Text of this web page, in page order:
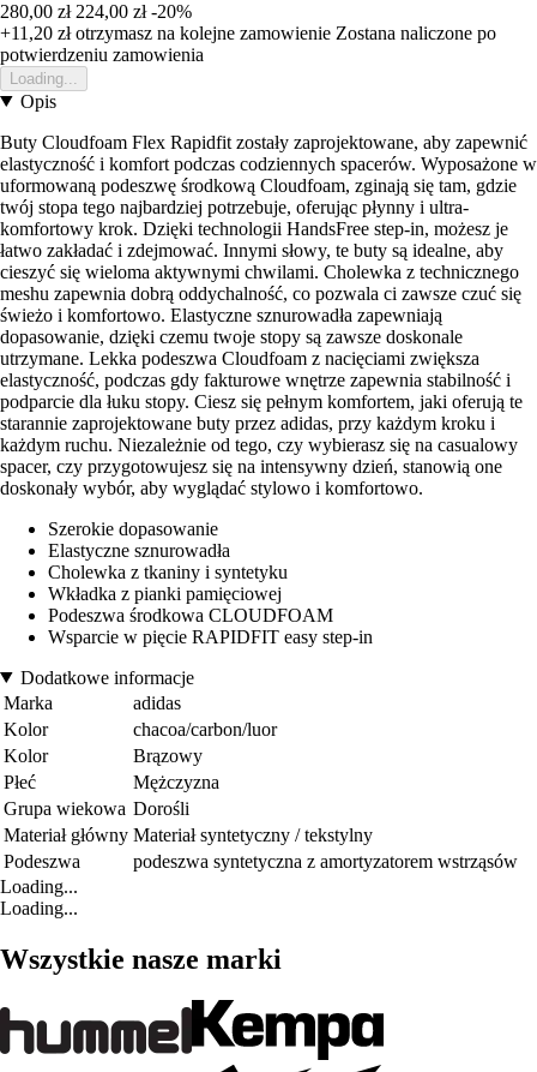
280,00 zł 224,00 zł -20%
+11,20 złotrzymasz na kolejne zamowienie Zostana naliczone po
potwierdzeniu zamowienia
Loading...
Opis
Buty Cloudfoam Flex Rapidfit zostały zaprojektowane, aby zapewnić
elastyczność i komfort podczas codziennych spacerów. Wyposażone w
uformowaną podeszwę środkową Cloudfoam, zginają się tam, gdzie
twój stopa tego najbardziej potrzebuje, oferując płynny i ultra-
komfortowy krok. Dzięki technologii HandsFree step-in, możesz je
łatwo zakładać i zdejmować. Innymi słowy, te buty są idealne, aby
cieszyć się wieloma aktywnymi chwilami. Cholewka z technicznego
meshu zapewnia dobrą oddychalność, co pozwala ci zawsze czuć się
świeżo i komfortowo. Elastyczne sznurowadła zapewniają
dopasowanie, dzięki czemu twoje stopy są zawsze doskonale
utrzymane. Lekka podeszwa Cloudfoam z nacięciami zwiększa
elastyczność, podczas gdy fakturowe wnętrze zapewnia stabilność i
podparcie dla łuku stopy. Ciesz się pełnym komfortem, jaki oferują te
starannie zaprojektowane buty przez adidas, przy każdym kroku i
każdym ruchu. Niezależnie od tego, czy wybierasz się na casualowy
spacer, czy przygotowujesz się na intensywny dzień, stanowią one
doskonały wybór, aby wyglądać stylowo i komfortowo.
Szerokie dopasowanie
Elastyczne sznurowadła
Cholewka z tkaniny i syntetyku
Wkładka z pianki pamięciowej
Podeszwa środkowa CLOUDFOAM
Wsparcie w pięcie RAPIDFIT easy step-in
Dodatkowe informacje
Marka
adidas
Kolor
chacoa/carbon/luor
Kolor
Brązowy
Płeć
Mężczyzna
Grupa wiekowa Dorośli
Materiał główny Materiał syntetyczny / tekstylny
Podeszwa
podeszwa syntetyczna z amortyzatorem wstrząsów
Loading...
Loading...
Wszystkie nasze marki